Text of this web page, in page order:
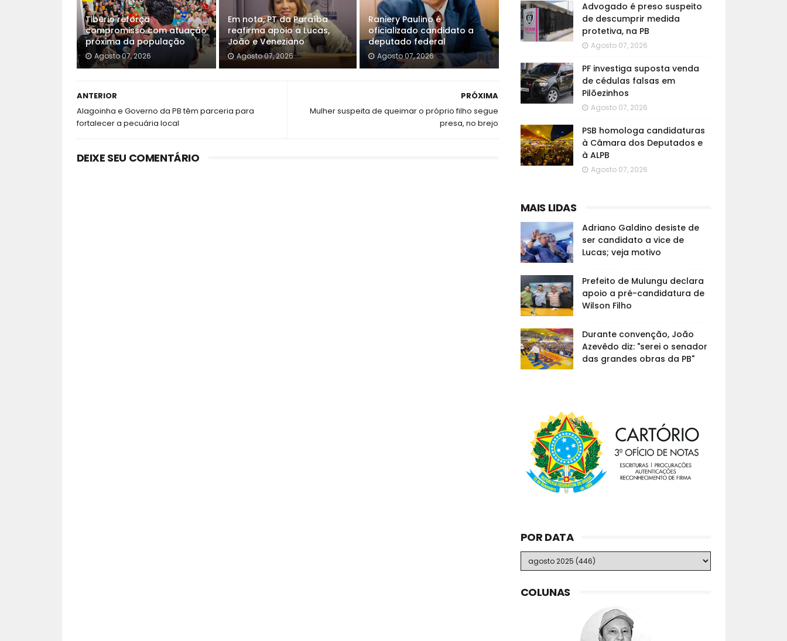
Tibério reforça
compromisso com atuação
próxima da população
Agosto 07, 2026
Em nota, PT da Paraíba
reafirma apoio a Lucas,
João e Veneziano
Agosto 07, 2026
Raniery Paulino é
oficializado candidato a
deputado federal
Agosto 07, 2026
PRÓXIMA
Mulher suspeita de queimar o próprio filho segue
presa, no brejo
ANTERIOR
Alagoinha e Governo da PB têm parceria para
fortalecer a pecuária local
DEIXE SEU COMENTÁRIO
Advogado é preso suspeito
de descumprir medida
protetiva, na PB
Agosto 07, 2026
PF investiga suposta venda
de cédulas falsas em
Pilõezinhos
Agosto 07, 2026
PSB homologa candidaturas
à Câmara dos Deputados e
à ALPB
Agosto 07, 2026
MAIS LIDAS
Adriano Galdino desiste de
ser candidato a vice de
Lucas; veja motivo
Prefeito de Mulungu declara
apoio a pré-candidatura de
Wilson Filho
Durante convenção, João
Azevêdo diz: "serei o senador
das grandes obras da PB"
POR DATA
COLUNAS